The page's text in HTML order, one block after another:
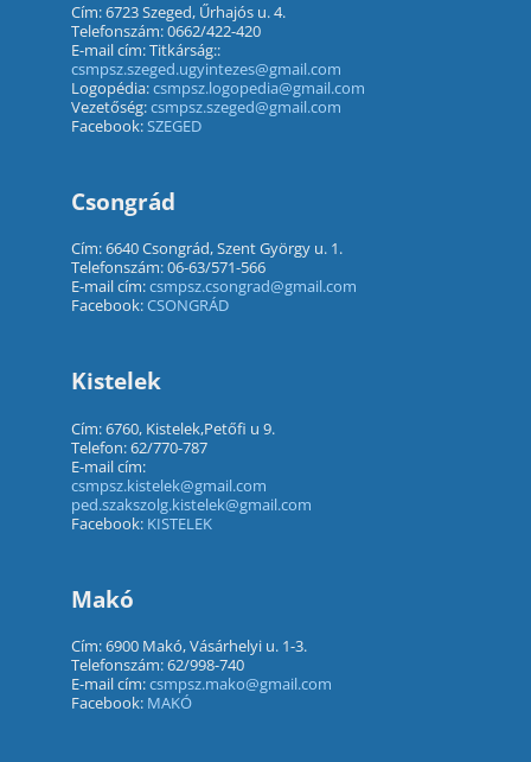
Cím: 6723 Szeged, Űrhajós u. 4.
Telefonszám: 0662/422-420
E-mail cím: Titkárság::
csmpsz.szeged.ugyintezes@gmail.com
Logopédia:csmpsz.logopedia@gmail.com
Vezetőség:csmpsz.szeged@gmail.com
Facebook: SZEGED
Csongrád
Cím: 6640 Csongrád, Szent György u. 1.
Telefonszám: 06-63/571-566
E-mail cím:csmpsz.csongrad@gmail.com
Facebook:CSONGRÁD
Kistelek
Cím: 6760, Kistelek,Petőfi u 9.
Telefon: 62/770-787
E-mail cím:
csmpsz.kistelek@gmail.com
ped.szakszolg.kistelek@gmail.com
Facebook: KISTELEK
Makó
Cím: 6900 Makó, Vásárhelyi u. 1-3.
Telefonszám: 62/998-740
E-mail cím:csmpsz.mako@gmail.com
Facebook: MAKÓ